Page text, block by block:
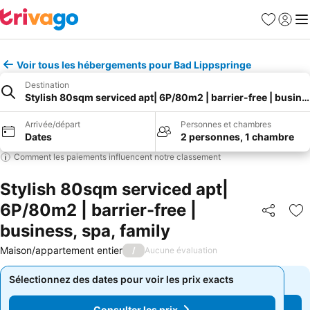
Favoris
Se
Voir tous les hébergements pour Bad Lippspringe
Destination
Stylish 80sqm serviced apt| 6P/80m2 | barrier-free |
Arrivée/départ
Dates
Personnes et chambres
2 personnes, 1 chambre
Comment les paiements influencent notre classement
Stylish 80sqm serviced apt|
6P/80m2 | barrier-free |
business, spa, family
Partager
Maison/appartement entier / Aucune évaluation
Sélectionnez des dates pour voir les prix exacts
Sélectionnez des dates pour voir les prix exacts